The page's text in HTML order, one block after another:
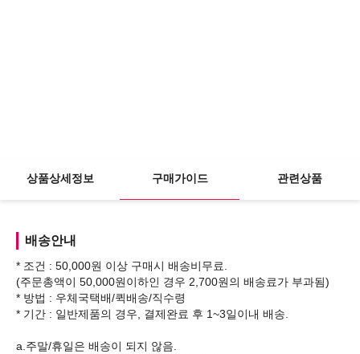
상품상세정보 구매가이드 관련상품
배송안내
* 조건 : 50,000원 이상 구매시 배송비무료.
(주문총액이 50,000원이하인 경우 2,700원의 배송료가 부과됨)
* 방법 : 우체국택배/퀵배송/직수령
* 기간 : 일반제품의 경우, 결제완료 후 1~3일이내 배송.
a.주말/휴일은 배송이 되지 않음.